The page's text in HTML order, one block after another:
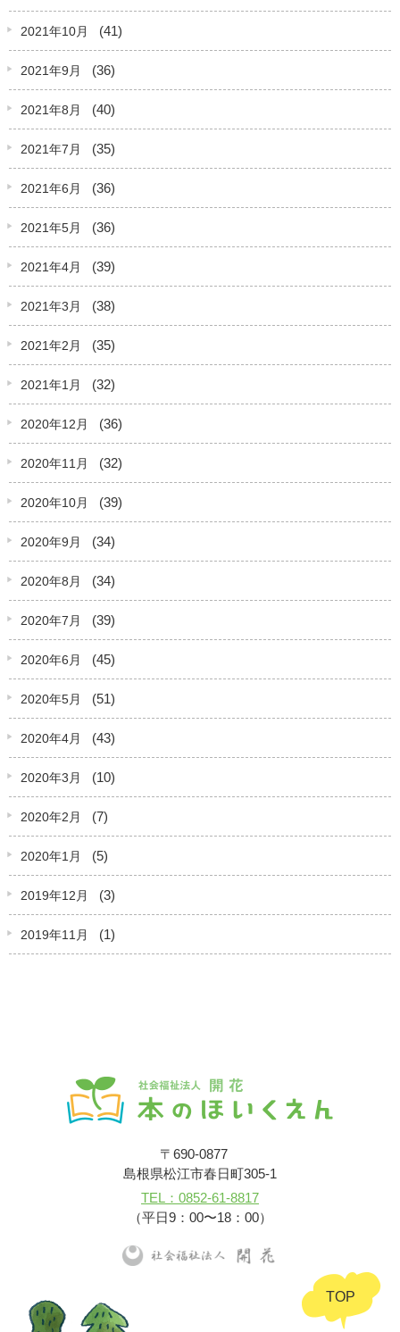
2021年10月 (41)
2021年9月 (36)
2021年8月 (40)
2021年7月 (35)
2021年6月 (36)
2021年5月 (36)
2021年4月 (39)
2021年3月 (38)
2021年2月 (35)
2021年1月 (32)
2020年12月 (36)
2020年11月 (32)
2020年10月 (39)
2020年9月 (34)
2020年8月 (34)
2020年7月 (39)
2020年6月 (45)
2020年5月 (51)
2020年4月 (43)
2020年3月 (10)
2020年2月 (7)
2020年1月 (5)
2019年12月 (3)
2019年11月 (1)
〒690-0877
島根県松江市春日町305-1
TEL：0852-61-8817
（平日9：00〜18：00）
TOP